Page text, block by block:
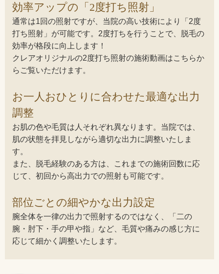
効率アップの「2度打ち照射」
通常は1回の照射ですが、当院の高い技術により「2度
打ち照射」が可能です。2度打ちを行うことで、脱毛の
効率が格段に向上します！
クレアオリジナルの2度打ち照射の施術動画はこちらか
らご覧いただけます。
お一人おひとりに合わせた最適な出力
調整
お肌の色や毛質は人それぞれ異なります。当院では、
肌の状態を拝見しながら適切な出力に調整いたしま
す。
また、脱毛経験のある方は、これまでの施術回数に応
じて、初回から高出力での照射も可能です。
部位ごとの細やかな出力設定
腕全体を一律の出力で照射するのではなく、「二の
腕・肘下・手の甲や指」など、毛質や痛みの感じ方に
応じて細かく調整いたします。